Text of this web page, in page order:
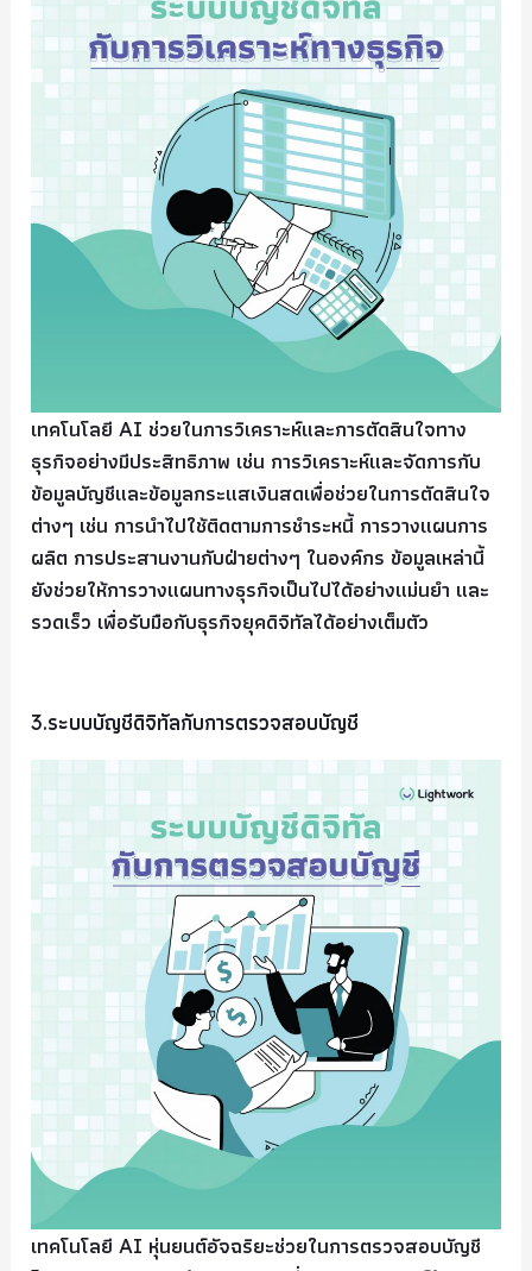
เทคโนโลยี AI ช่วยในการวิเคราะห์และการตัดสินใจทาง
ธุรกิจอย่างมีประสิทธิภาพ เช่น การวิเคราะห์และจัดการกับ
ข้อมูลบัญชีและข้อมูลกระแสเงินสดเพื่อช่วยในการตัดสินใจ
ต่างๆ เช่น การนำไปใช้ติดตามการชำระหนี้ การวางแผนการ
ผลิต การประสานงานกับฝ่ายต่างๆ ในองค์กร ข้อมูลเหล่านี้
ยังช่วยให้การวางแผนทางธุรกิจเป็นไปได้อย่างแม่นยำ และ
รวดเร็ว เพื่อรับมือกับธุรกิจยุคดิจิทัลได้อย่างเต็มตัว
3.ระบบบัญชีดิจิทัลกับการตรวจสอบบัญชี
เทคโนโลยี AI หุ่นยนต์อัจฉริยะช่วยในการตรวจสอบบัญชี